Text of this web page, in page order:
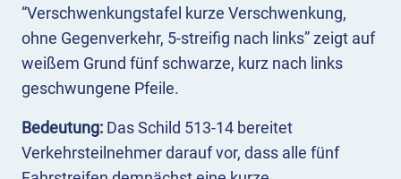
“Verschwenkungstafel kurze Verschwenkung,
ohne Gegenverkehr, 5-streifig nach links” zeigt auf
weißem Grund fünf schwarze, kurz nach links
geschwungene Pfeile.
Bedeutung: Das Schild 513-14 bereitet
Verkehrsteilnehmer darauf vor, dass alle fünf